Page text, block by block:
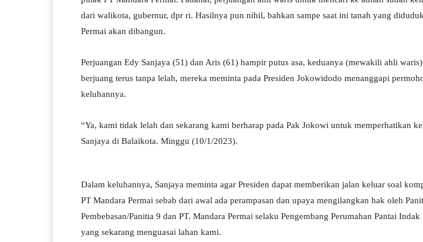
A
pp
a
m
ok r
dari walikota, gubernur, dpr ri. Hasilnya pun nihil, bahkan sampe saat ini tanah yang
Permai akan dibangun.
Perjuangan Edy Sanjaya (51) dan Aris (61) hampir putus asa, keduanya (mewakili ahli
berjuang terus tanpa lelah, mereka meminta pada Presiden Jokowidodo menanggapi
keluhannya.
“Ya, kami tidak lelah dan sekarang kami berharap pada Pak Jokowi untuk memperhatikan
Sanjaya di Balaikota. Minggu (10/1/2023).
Dalam keluhannya, Sanjaya meminta agar Presiden dapat memberikan jalan keluar soal
PT Mandara Permai sebab dari awal ada perampasan dan upaya mengilangkan hak oleh
Pembebasan/Panitia 9 dan PT. Mandara Permai selaku Pengembang Perumahan Pantai
yang sekarang menguasai lahan kami.